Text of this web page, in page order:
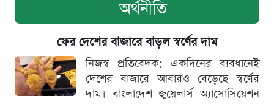
অর্থনীতি
ফের দেশের বাজারে বাড়ল স্বর্ণের দাম
নিজস্ব প্রতিবেদক: একদিনের ব্যবধানেই
দেশের বাজারে আবারও বেড়েছে স্বর্ণের
দাম। বাংলাদেশ জুয়েলার্স অ্যাসোসিয়েশন